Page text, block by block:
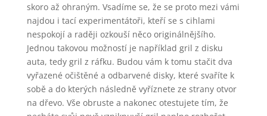
skoro až ohraným. Vsadíme se, že se proto mezi vámi
najdou i tací experimentátoři, kteří se s cihlami
nespokojí a raději ozkouší něco originálnějšího.
Jednou takovou možností je například gril z disku
auta, tedy gril z ráfku. Budou vám k tomu stačit dva
vyřazené očištěné a odbarvené disky, které svaříte k
sobě a do kterých následně vyříznete ze strany otvor
na dřevo. Vše obruste a nakonec otestujete tím, že